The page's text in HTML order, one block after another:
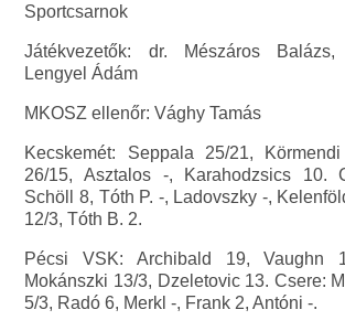
Sportcsarnok
Játékvezetők: dr. Mészáros
Lengyel Ádám
MKOSZ ellenőr: Vághy Tamás
Kecskemét: Seppala 25/21,
26/15, Asztalos -, Karahodzsics 10.
Schöll 8, Tóth P. -, Ladovszky -,
12/3, Tóth B. 2.
Pécsi VSK: Archibald 19, Vaughn
Mokánszki 13/3, Dzeletovic 13. Csere:
5/3, Radó 6, Merkl -, Frank 2, Antóni -.